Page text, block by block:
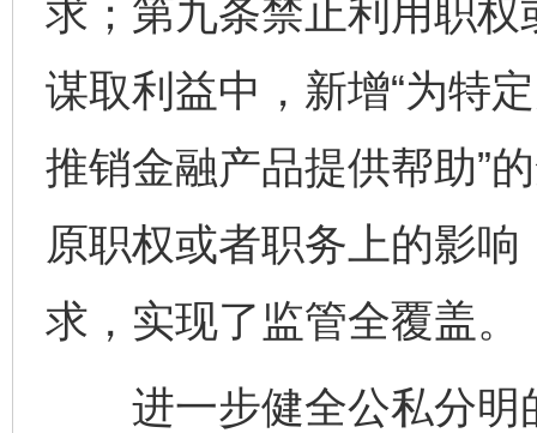
求；第九条禁止利用职
谋取利益中，新增“为特
推销金融产品提供帮助”
原职权或者职务上的影
求，实现了监管全覆盖。
进一步健全公私分明